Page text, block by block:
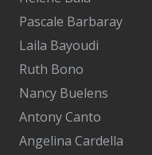
Pascale Barbaray
Laila Bayoudi
Ruth Bono
Nancy Buelens
Antony Canto
Angelina Cardella